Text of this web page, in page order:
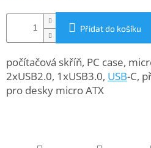
Gaming
Telefony
tablety
Přidat do košíku
počítačová skříň, PC case,
2xUSB2.0, 1xUSB3.0, USB-C,
pro desky micro ATX